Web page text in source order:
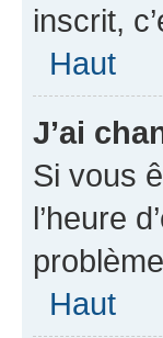
inscrit,
Haut
J’ai
Si vous
l’heure
Haut